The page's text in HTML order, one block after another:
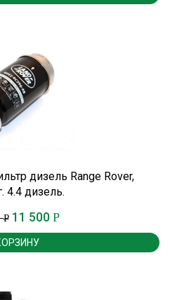
дизель Range Rover,
4.4 дизель.
Р 11 500 Р